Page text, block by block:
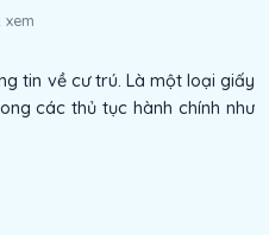
xem
tin về cư trú. Là một loại giấy
các thủ tục hành chính như